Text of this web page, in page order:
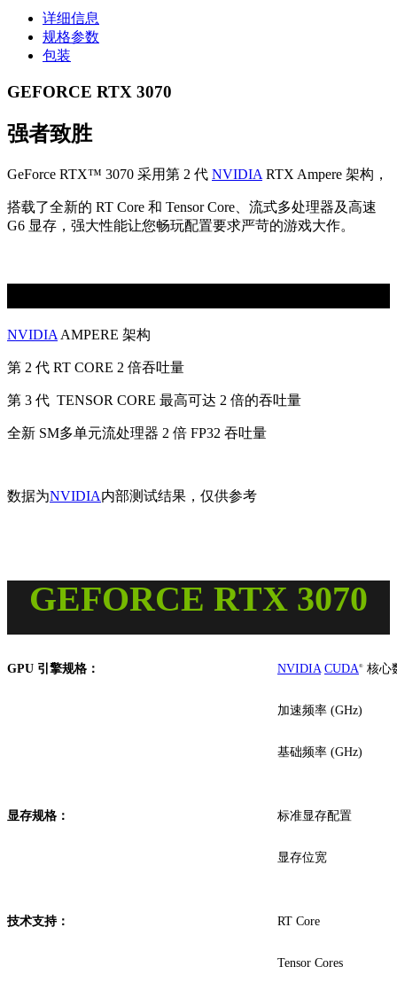
详细信息
规格参数
包装
GEFORCE RTX 3070
强者致胜
GeForce RTX™ 3070 采用第 2 代 NVIDIA RTX Ampere 架构，
搭载了全新的 RT Core 和 Tensor Core、流式多处理器及高速
G6 显存，强大性能让您畅玩配置要求严苛的游戏大作。
NVIDIA AMPERE 架构
第 2 代 RT CORE 2 倍吞吐量
第 3 代 TENSOR CORE 最高可达 2 倍的吞吐量
全新 SM多单元流处理器 2 倍 FP32 吞吐量
数据为NVIDIA内部测试结果，仅供参考
GEFORCE RTX 3070
GPU 引擎规格： NVIDIA CUDA® 核心
加速频率 (GHz)
基础频率 (GHz)
显存规格： 标准显存配置
显存位宽
技术支持： RT Core
Tensor Cores